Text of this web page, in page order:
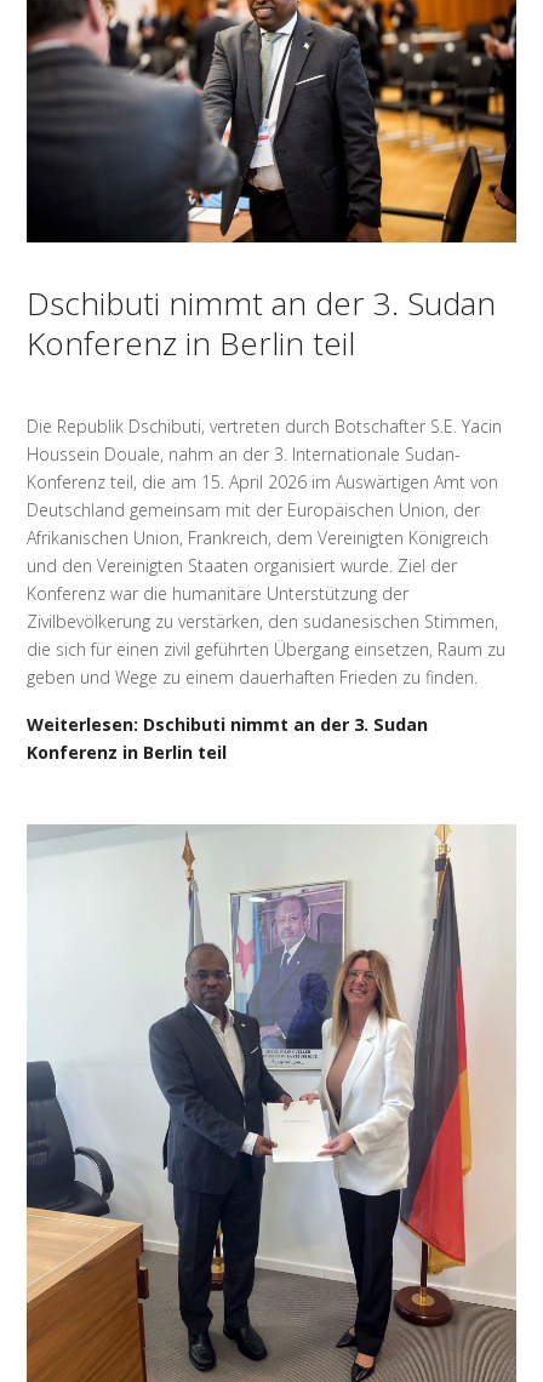
Dschibuti nimmt an der 3. Sudan
Konferenz in Berlin teil
Die Republik Dschibuti, vertreten durch Botschafter S.E. Yacin
Houssein Douale, nahm an der 3. Internationale Sudan-
Konferenz teil, die am 15. April 2026 im Auswärtigen Amt von
Deutschland gemeinsam mit der Europäischen Union, der
Afrikanischen Union, Frankreich, dem Vereinigten Königreich
und den Vereinigten Staaten organisiert wurde. Ziel der
Konferenz war die humanitäre Unterstützung der
Zivilbevölkerung zu verstärken, den sudanesischen Stimmen,
die sich für einen zivil geführten Übergang einsetzen, Raum zu
geben und Wege zu einem dauerhaften Frieden zu finden.
Weiterlesen: Dschibuti nimmt an der 3. Sudan
Konferenz in Berlin teil